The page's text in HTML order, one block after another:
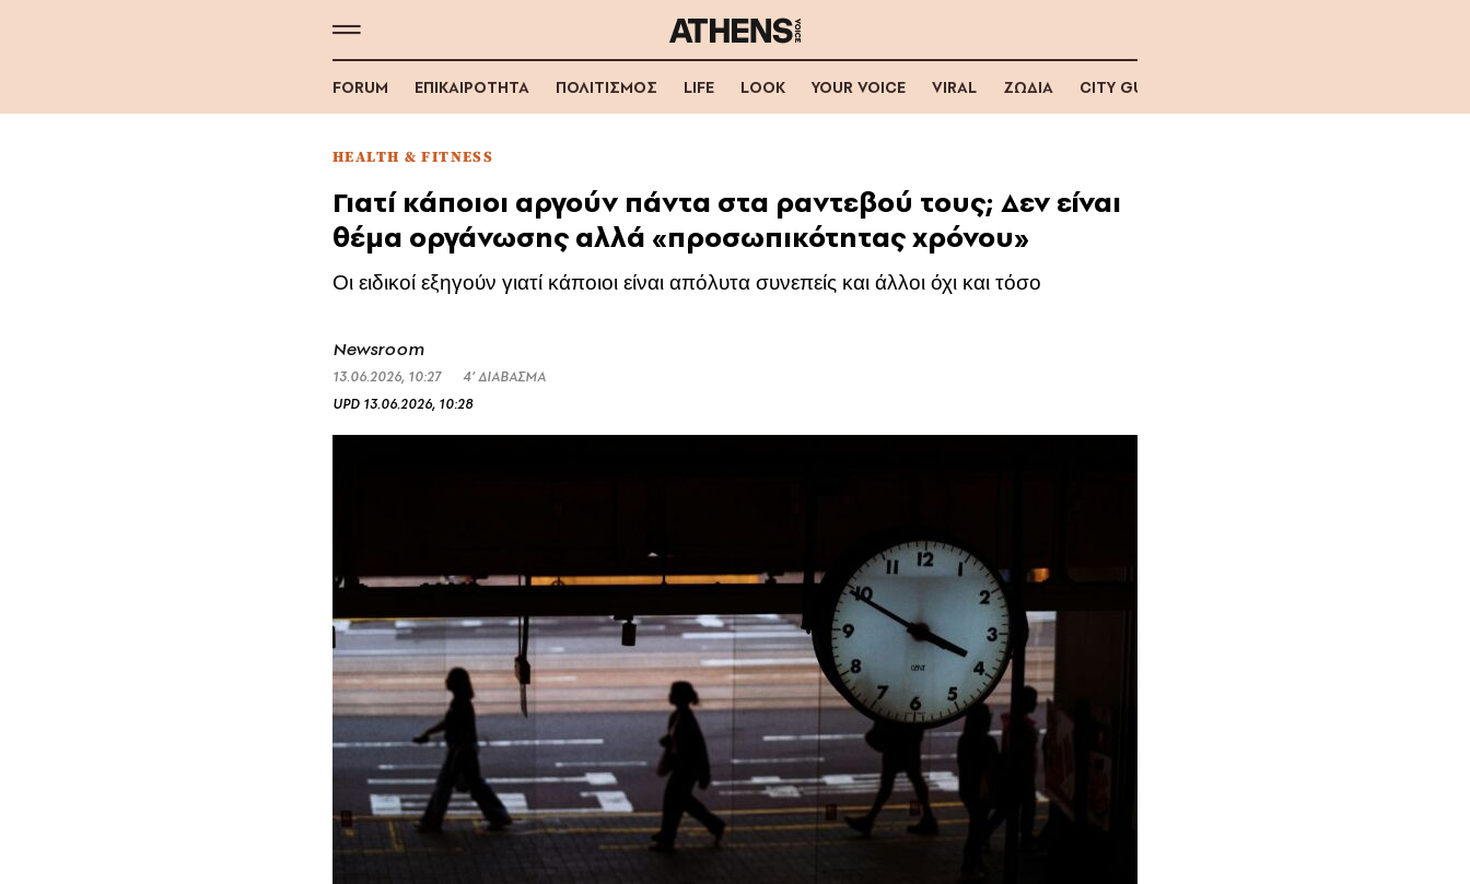
FORUM ΕΠΙΚΑΙΡΟΤΗΤΑ ΠΟΛΙΤΙΣΜΟΣ LIFE LOOK YOUR VOICE VIRAL ΖΩΔΙΑ CITY GUIDE
HEALTH & FITNESS
Γιατί κάποιοι αργούν πάντα στα ραντεβού τους; Δεν είναι
θέμα οργάνωσης αλλά «προσωπικότητας χρόνου»
Οι ειδικοί εξηγούν γιατί κάποιοι είναι απόλυτα συνεπείς και άλλοι όχι και τόσο
Newsroom
13.06.2026, 10:27
4’ ΔΙΑΒΑΣΜΑ
UPD 13.06.2026, 10:28